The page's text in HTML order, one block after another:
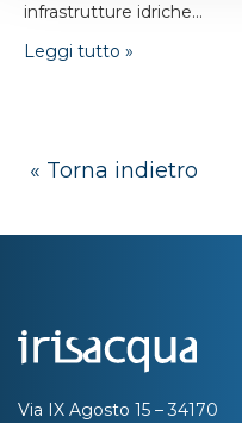
infrastrutture idriche...
Leggi tutto »
« Torna indietro
Via IX Agosto 15 – 34170